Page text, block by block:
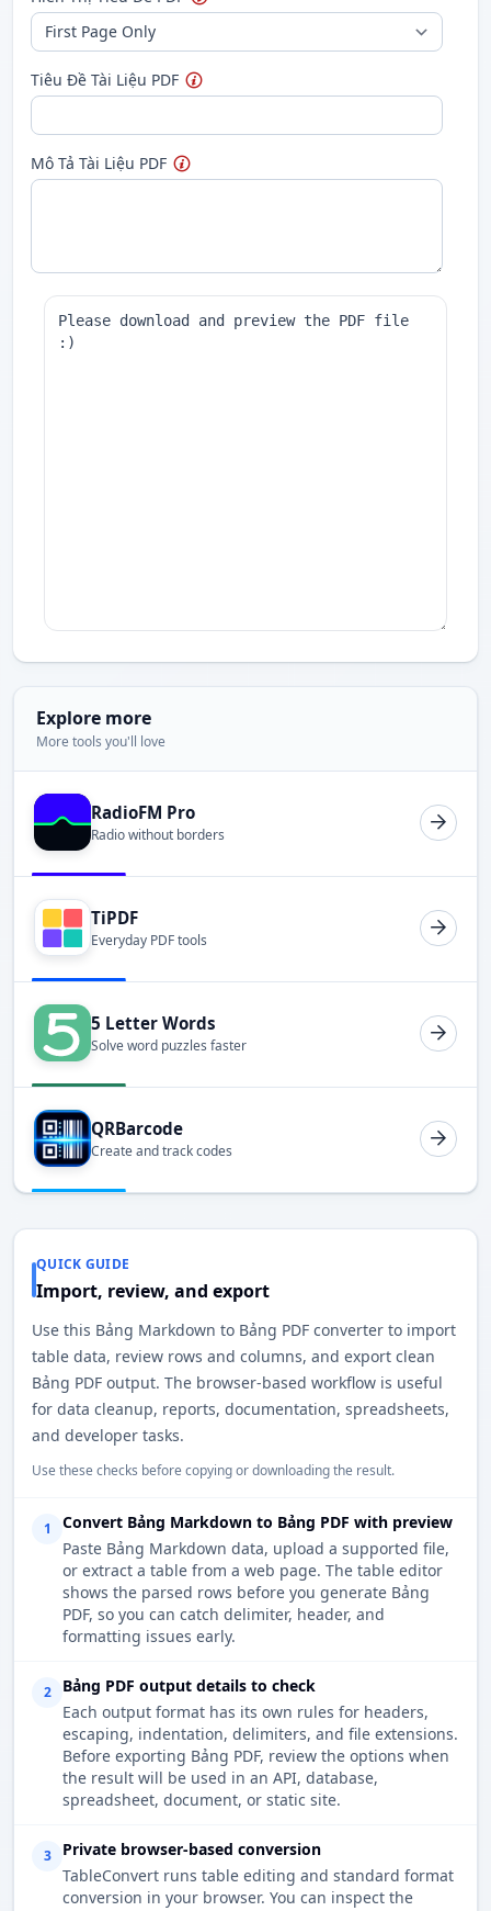
Tiêu Đề Tài Liệu PDF
Mô Tả Tài Liệu PDF
Explore more
More tools you'll love
RadioFM Pro
Radio without borders
TiPDF
Everyday PDF tools
5 Letter Words
Solve word puzzles faster
QRBarcode
Create and track codes
QUICK GUIDE
Import, review, and export
Use this Bảng Markdown to Bảng PDF converter to import
table data, review rows and columns, and export clean
Bảng PDF output. The browser-based workflow is useful
for data cleanup, reports, documentation, spreadsheets,
and developer tasks.
Use these checks before copying or downloading the result.
1
Convert Bảng Markdown to Bảng PDF with preview
Paste Bảng Markdown data, upload a supported file,
or extract a table from a web page. The table editor
shows the parsed rows before you generate Bảng
PDF, so you can catch delimiter, header, and
formatting issues early.
2
Bảng PDF output details to check
Each output format has its own rules for headers,
escaping, indentation, delimiters, and file extensions.
Before exporting Bảng PDF, review the options when
the result will be used in an API, database,
spreadsheet, document, or static site.
3
Private browser-based conversion
TableConvert runs table editing and standard format
conversion in your browser. You can inspect the